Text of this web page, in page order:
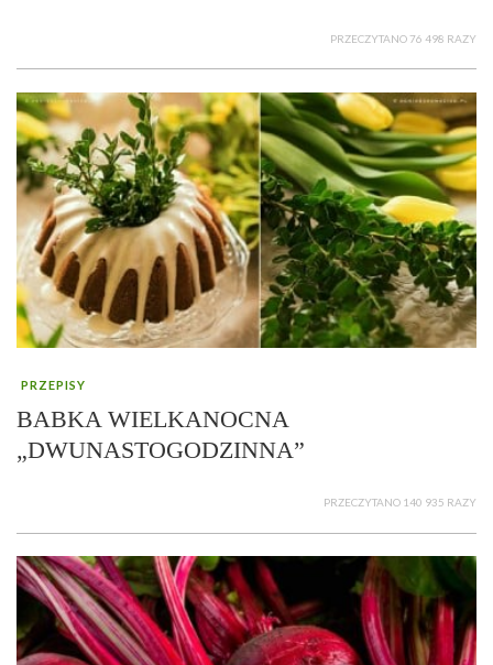
PRZECZYTANO 76 498 RAZY
PRZEPISY
BABKA WIELKANOCNA
„DWUNASTOGODZINNA”
PRZECZYTANO 140 935 RAZY